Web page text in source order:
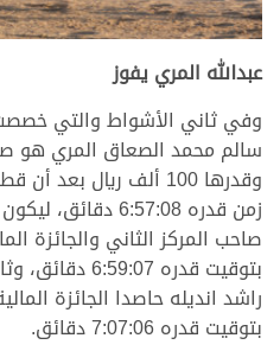
عبدالله المري يفوز
وفي ثاني الأشواط والتي خصصت
سالم محمد الصعاق المري هو
وقدرها 100 ألف ريال
زمن قدره 6:57:08
بتوقيت قدره
بتوقيت قدره 7:07:06 دقائق.